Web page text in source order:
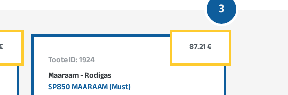
3
Toote ID: 1924
Maaraam - Rodigas
SP850 MAARAAM (Must)
87.21 €